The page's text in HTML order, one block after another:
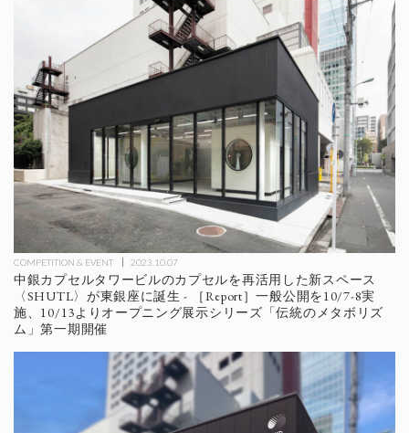
COMPETITION & EVENT 2023.10.07
中銀カプセルタワービルのカプセルを再活用した新スペース
〈SHUTL〉が東銀座に誕生 - ［Report］一般公開を10/7-8実
施、10/13よりオープニング展示シリーズ「伝統のメタボリズ
ム」第一期開催